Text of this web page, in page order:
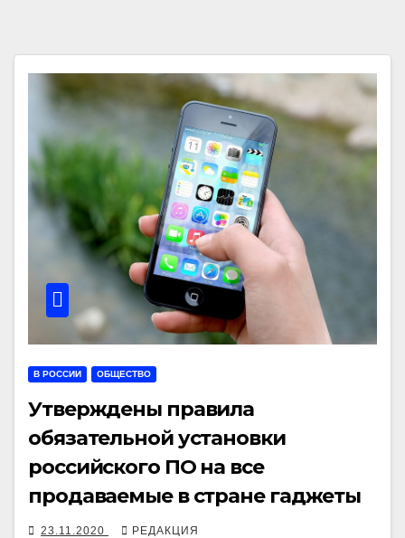
В РОССИИ ОБЩЕСТВО
Утверждены правила
обязательной установки
российского ПО на все
продаваемые в стране гаджеты
23.11.2020 РЕДАКЦИЯ